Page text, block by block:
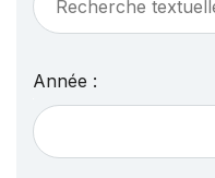
Année :